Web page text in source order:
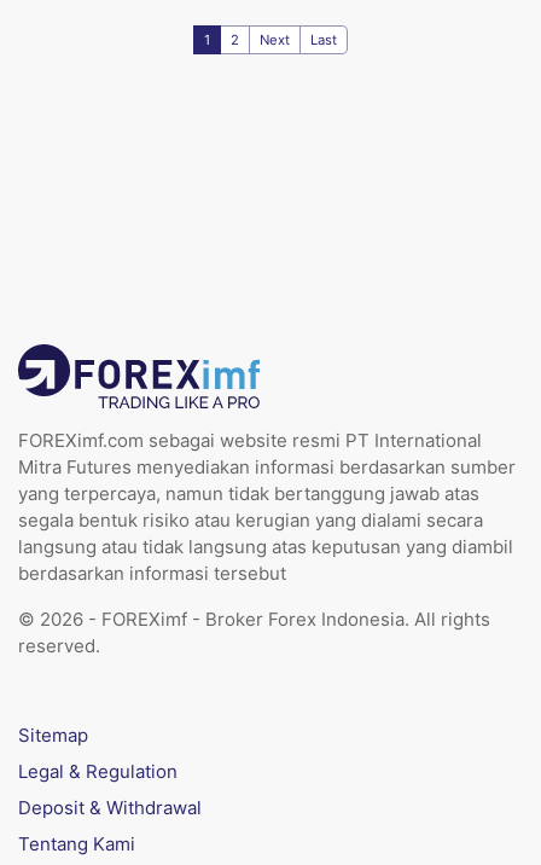
1 2 Next Last
FOREXimf.com sebagai website resmi PT International
Mitra Futures menyediakan informasi berdasarkan sumber
yang terpercaya, namun tidak bertanggung jawab atas
segala bentuk risiko atau kerugian yang dialami secara
langsung atau tidak langsung atas keputusan yang diambil
berdasarkan informasi tersebut
© 2026 - FOREXimf - Broker Forex Indonesia. All rights
reserved.
Sitemap
Legal & Regulation
Deposit & Withdrawal
Tentang Kami